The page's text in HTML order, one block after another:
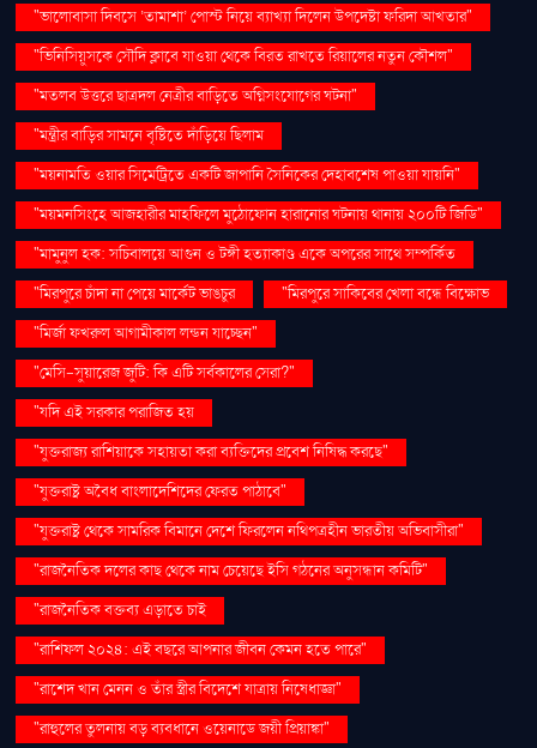
"ভালোবাসা দিবসে ‘তামাশা’ পোস্ট নিয়ে ব্যাখ্যা দিলেন উপদেষ্টা ফরিদা আখতার"
"ভিনিসিয়ুসকে সৌদি ক্লাবে যাওয়া থেকে বিরত রাখতে রিয়ালের নতুন কৌশল"
"মতলব উত্তরে ছাত্রদল নেত্রীর বাড়িতে অগ্নিসংযোগের ঘটনা"
"মন্ত্রীর বাড়ির সামনে বৃষ্টিতে দাঁড়িয়ে ছিলাম
"ময়নামতি ওয়ার সিমেট্রিতে একটি জাপানি সৈনিকের দেহাবশেষ পাওয়া যায়নি"
"ময়মনসিংহে আজহারীর মাহফিলে মুঠোফোন হারানোর ঘটনায় থানায় ২০০টি জিডি"
"মামুনুল হক: সচিবালয়ে আগুন ও টঙ্গী হত্যাকাণ্ড একে অপরের সাথে সম্পর্কিত
"মিরপুরে চাঁদা না পেয়ে মার্কেট ভাঙচুর
"মিরপুরে সাকিবের খেলা বন্ধে বিক্ষোভ
"মির্জা ফখরুল আগামীকাল লন্ডন যাচ্ছেন"
"মেসি-সুয়ারেজ জুটি: কি এটি সর্বকালের সেরা?"
"যদি এই সরকার পরাজিত হয়
"যুক্তরাজ্য রাশিয়াকে সহায়তা করা ব্যক্তিদের প্রবেশ নিষিদ্ধ করছে"
"যুক্তরাষ্ট্র অবৈধ বাংলাদেশিদের ফেরত পাঠাবে"
"যুক্তরাষ্ট্র থেকে সামরিক বিমানে দেশে ফিরলেন নথিপত্রহীন ভারতীয় অভিবাসীরা"
"রাজনৈতিক দলের কাছ থেকে নাম চেয়েছে ইসি গঠনের অনুসন্ধান কমিটি"
"রাজনৈতিক বক্তব্য এড়াতে চাই
"রাশিফল ২০২৪: এই বছরে আপনার জীবন কেমন হতে পারে"
"রাশেদ খান মেনন ও তাঁর স্ত্রীর বিদেশে যাত্রায় নিষেধাজ্ঞা"
"রাহুলের তুলনায় বড় ব্যবধানে ওয়েনাডে জয়ী প্রিয়াঙ্কা"